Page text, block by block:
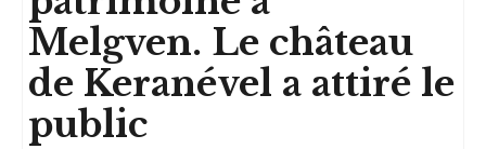
Melgven. Le château
de Keranével a attiré le
public